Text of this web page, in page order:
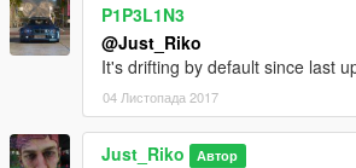
dlcpacks:\s15mak\
Save it and replace.
Spawn name . s15mak
P1P3L1N3
@Just_Riko
It's drifting by default since last
04 Листопада 2017
Just_Riko Автор